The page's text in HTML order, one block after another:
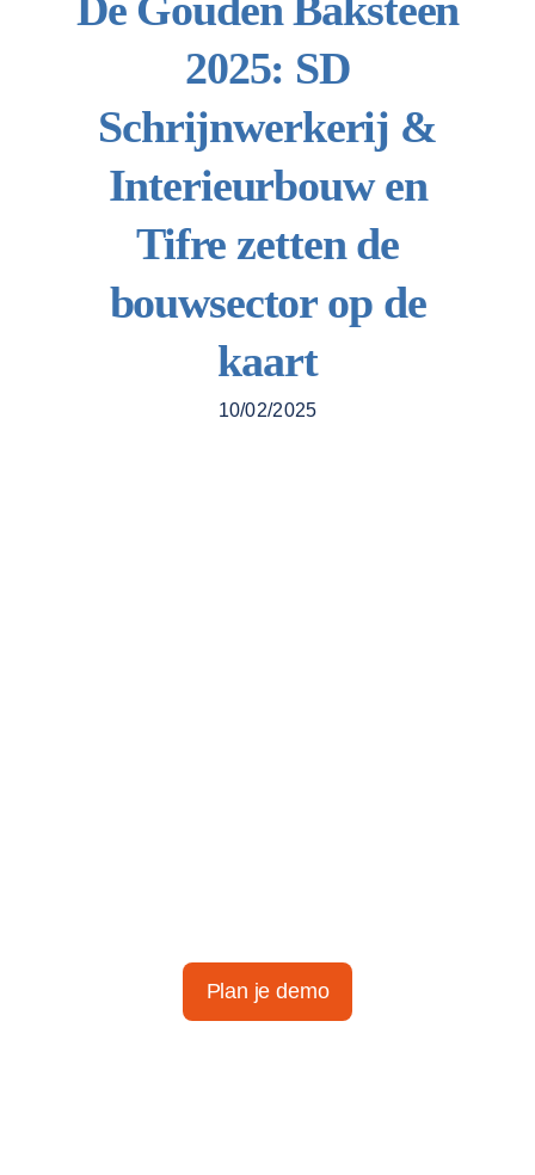
2025: SD
Schrijnwerkerij &
Interieurbouw en
Tifre zetten de
bouwsector op de
kaart
10/02/2025
Plan je demo